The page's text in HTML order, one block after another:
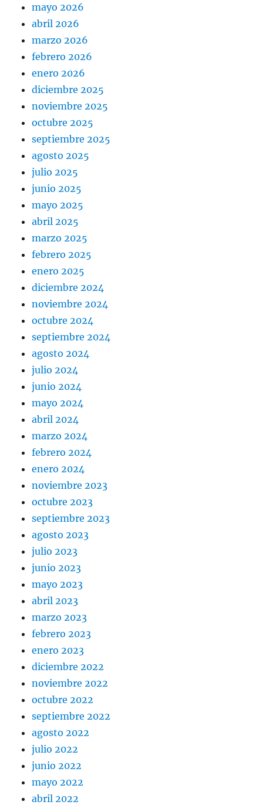
mayo 2026
abril 2026
marzo 2026
febrero 2026
enero 2026
diciembre 2025
noviembre 2025
octubre 2025
septiembre 2025
agosto 2025
julio 2025
junio 2025
mayo 2025
abril 2025
marzo 2025
febrero 2025
enero 2025
diciembre 2024
noviembre 2024
octubre 2024
septiembre 2024
agosto 2024
julio 2024
junio 2024
mayo 2024
abril 2024
marzo 2024
febrero 2024
enero 2024
noviembre 2023
octubre 2023
septiembre 2023
agosto 2023
julio 2023
junio 2023
mayo 2023
abril 2023
marzo 2023
febrero 2023
enero 2023
diciembre 2022
noviembre 2022
octubre 2022
septiembre 2022
agosto 2022
julio 2022
junio 2022
mayo 2022
abril 2022